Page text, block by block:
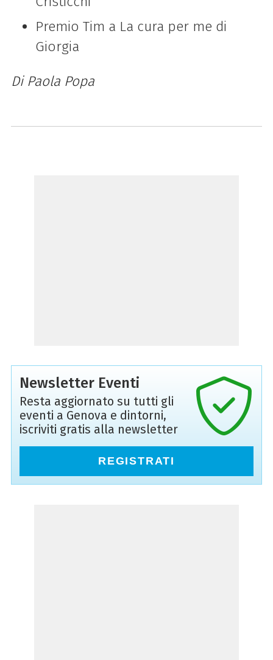
Premio Tim a La cura per me di
Giorgia
Di Paola Popa
Newsletter Eventi
Resta aggiornato su tutti gli
eventi a Genova e dintorni,
iscriviti gratis alla newsletter
REGISTRATI